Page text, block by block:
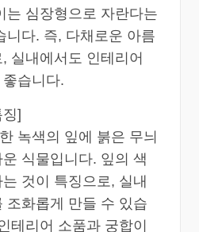
는 심장형으로 자란다는
니다. 즉, 다채로운 아름
실내에서도 인테리어
습니다.
]
녹색의 잎에 붉은 무늬
식물입니다. 잎의 색
것이 특징으로, 실내
조화롭게 만들 수 있습
테리어 소품과 궁합이